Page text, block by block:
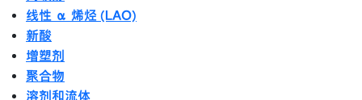
线性 α 烯烃 (LAO)
新酸
增塑剂
聚合物
溶剂和流体